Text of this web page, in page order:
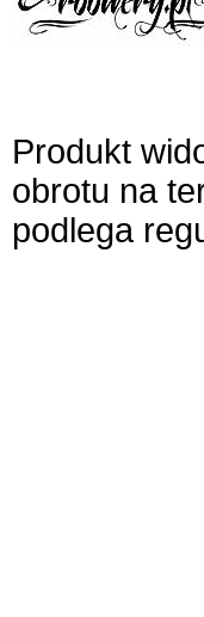
Produkt
obrotu na
podlega